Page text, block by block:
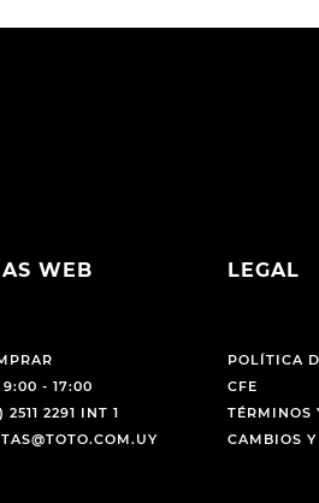
WEB
- 17:00
2291 INT 1
LEGAL
POLÍTICA
CFE
TÉRMINOS
CAMBIOS